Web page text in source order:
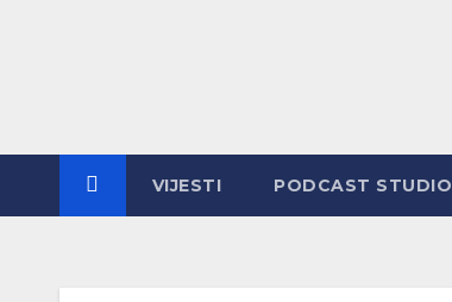
VIJESTI PODCAST STUDIO